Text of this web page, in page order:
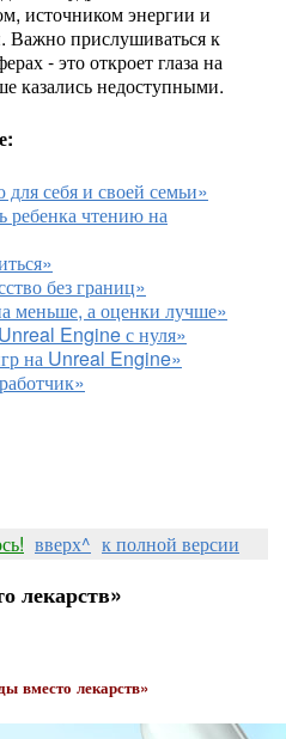
источником энергии и
Важно прислушиваться к
- это откроет глаза на
казались недоступными.
себя и своей семьи»
ребенка чтению на
без границ»
меньше, а оценки лучше»
Engine с нуля»
на Unreal Engine»
вверх^ к полной версии
лекарств»
вместо лекарств»